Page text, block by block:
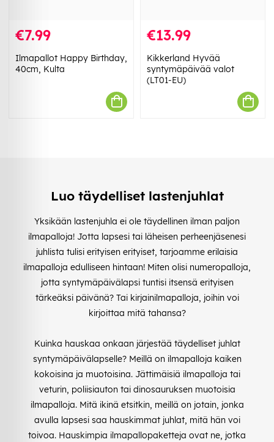
€7.99
Ilmapallot Happy Birthday,
40cm, Kulta
€13.99
Kikkerland Hyvää
syntymäpäivää valot
(LT01-EU)
Luo täydelliset lastenjuhlat
Yksikään lastenjuhla ei ole täydellinen ilman paljon
ilmapalloja! Jotta lapsesi tai läheisen perheenjäsenesi
juhlista tulisi erityisen erityiset, tarjoamme erilaisia
ilmapalloja edulliseen hintaan! Miten olisi numeropalloja,
jotta syntymäpäivälapsi tuntisi itsensä erityisen
tärkeäksi päivänä? Tai kirjainilmapalloja, joihin voi
kirjoittaa mitä tahansa?
Kuinka hauskaa onkaan järjestää täydelliset juhlat
syntymäpäivälapselle? Meillä on ilmapalloja kaiken
kokoisina ja muotoisina. Jättimäisiä ilmapalloja tai
veturin, poliisiauton tai dinosauruksen muotoisia
ilmapalloja. Mitä ikinä etsitkin, meillä on jotain, jonka
avulla lapsesi saa hauskimmat juhlat, mitä hän voi
toivoa. Hauskimpia ilmapallopaketteja ovat ne, jotka